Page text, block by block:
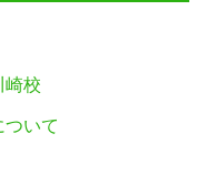
校
いて